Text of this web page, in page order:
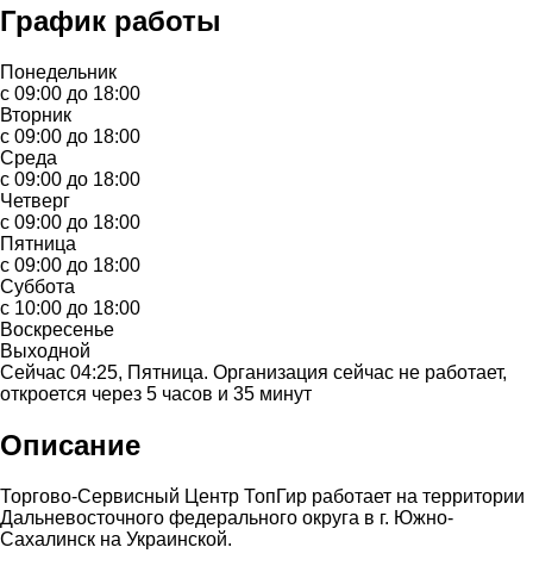
График работы
Понедельник
с 09:00 до 18:00
Вторник
с 09:00 до 18:00
Среда
с 09:00 до 18:00
Четверг
с 09:00 до 18:00
Пятница
с 09:00 до 18:00
Суббота
с 10:00 до 18:00
Воскресенье
Выходной
Сейчас 04:25, Пятница. Организация сейчас не работает,
откроется через 5 часов и 35 минут
Описание
Торгово-Сервисный Центр ТопГир работает на территории
Дальневосточного федерального округа в г. Южно-
Сахалинск на Украинской.